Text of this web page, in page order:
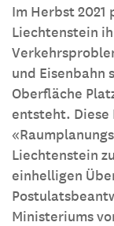
Im Herbst
Liechtenstein
und Eisenbahn
Oberfläche
entsteht.
Liechtenstein
einhelligen
Ministeriums